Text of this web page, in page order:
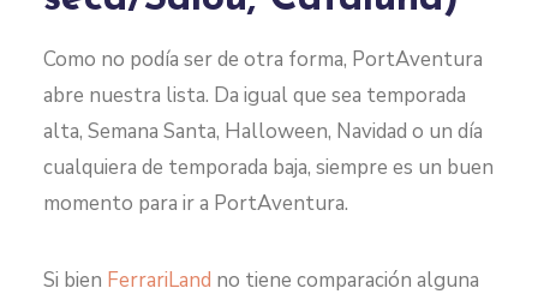
Como no podía ser de otra forma, PortAventura
abre nuestra lista. Da igual que sea temporada
alta, Semana Santa, Halloween, Navidad o un día
cualquiera de temporada baja, siempre es un buen
momento para ir a PortAventura.
Si bien FerrariLand no tiene comparación alguna